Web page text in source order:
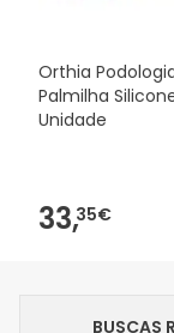
Orthia
Palmilha Silicone
Unidade
33,35€
BUSCAS